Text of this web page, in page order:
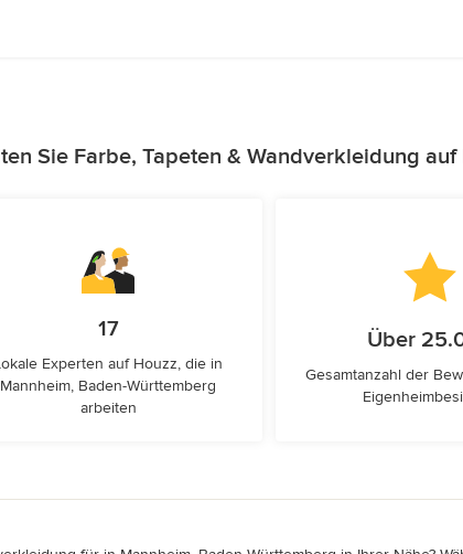
Sie Farbe, Tapeten & Wandverkleidung
17
Experten auf Houzz, die in
Mannheim, Baden-Württemberg
arbeiten
Über
Gesamtanzahl der